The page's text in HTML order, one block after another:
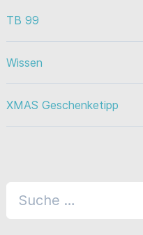
TB 99
Wissen
XMAS Geschenketipp